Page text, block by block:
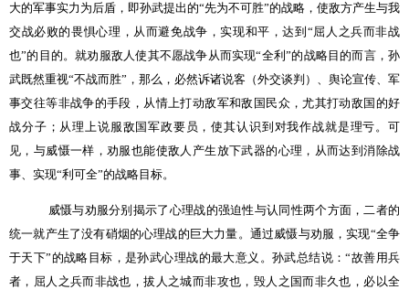
大的军事实力为后盾，即孙武提出的“先为不可胜”的战略，使敌方产生与我
交战必败的畏惧心理，从而避免战争，实现和平，达到“屈人之兵而非战
也”的目的。就劝服敌人使其不愿战争从而实现“全利”的战略目的而言，孙
武既然重视“不战而胜”，那么，必然诉诸说客（外交谈判）、舆论宣传、军
事交往等非战争的手段，从情上打动敌军和敌国民众，尤其打动敌国的好
战分子；从理上说服敌国军政要员，使其认识到对我作战就是理亏。可
见，与威慑一样，劝服也能使敌人产生放下武器的心理，从而达到消除战
事、实现“利可全”的战略目标。
威慑与劝服分别揭示了心理战的强迫性与认同性两个方面，二者的
统一就产生了没有硝烟的心理战的巨大力量。通过威慑与劝服，实现“全争
于天下”的战略目标，是孙武心理战的最大意义。孙武总结说：“故善用兵
者，屈人之兵而非战也，拔人之城而非攻也，毁人之国而非久也，必以全